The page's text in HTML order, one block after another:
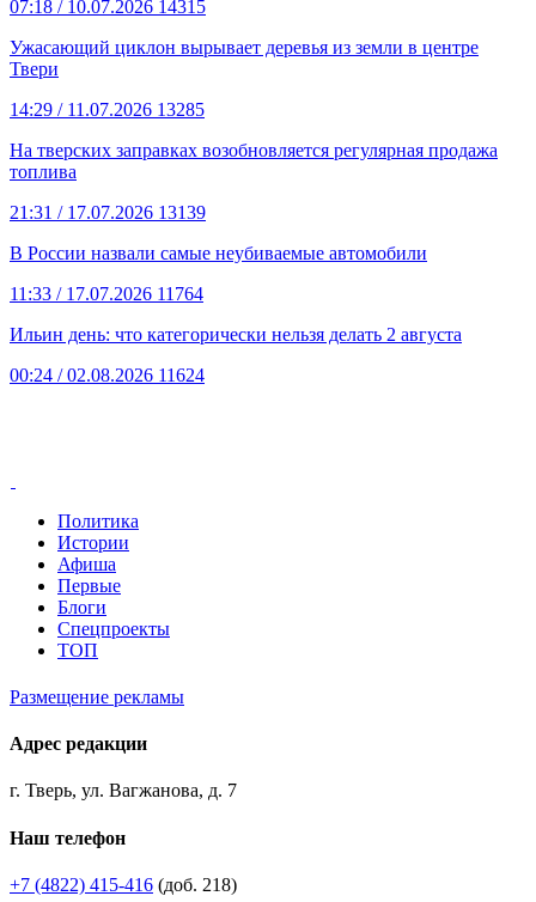
07:18 / 10.07.2026 14315
Ужасающий циклон вырывает деревья из земли в центре
Твери
14:29 / 11.07.2026 13285
На тверских заправках возобновляется регулярная продажа
топлива
21:31 / 17.07.2026 13139
В России назвали самые неубиваемые автомобили
11:33 / 17.07.2026 11764
Ильин день: что категорически нельзя делать 2 августа
00:24 / 02.08.2026 11624
Политика
Истории
Афиша
Первые
Блоги
Спецпроекты
ТОП
Размещение рекламы
Адрес редакции
г. Тверь, ул. Вагжанова, д. 7
Наш телефон
+7 (4822) 415-416 (доб. 218)